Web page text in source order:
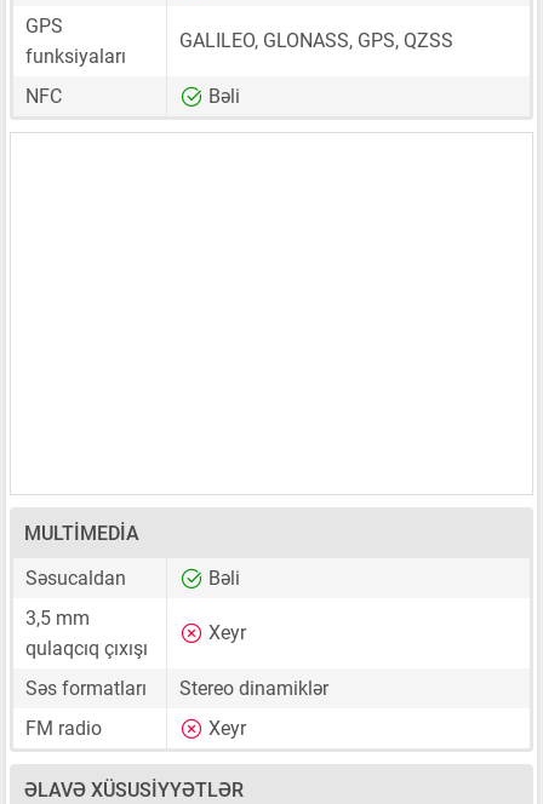
GPS
funksiyaları
GALILEO, GLONASS, GPS, QZSS
NFC Bəli
MULTIMEDIA
Səsucaldan
Bəli
3,5 mm
qulaqcıq çıxışı
Xeyr
Səs formatları
Stereo dinamiklər
FM radio
Xeyr
ƏLAVƏ XÜSUSIYYƏTLƏR